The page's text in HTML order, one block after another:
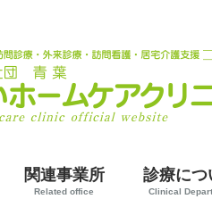
関連事業所
Related office
診療につ
Clinical